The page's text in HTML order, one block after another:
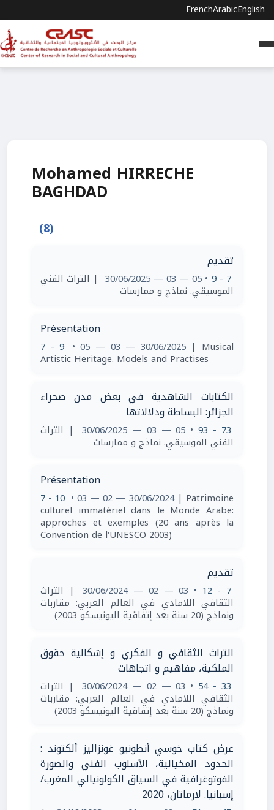
FrenchArabicEnglish
Mohamed HIRRECHE
BAGHDAD
(8)
تقديم
7 - 9
• 05 — 03 — 30/06/2025 | ‫التراث الفني
الموسيقي. نماذج و ممارسات
Présentation
7 - 9 • 05 — 03 — 30/06/2025 | Musical
Artistic Heritage. Models and Practises
الكتابات الشاهدية في بعض مدن صحراء
الجزائر: البساطة ودلالاتها
73 - 93
• 05 — 03 — 30/06/2025 | ‫التراث
الفني الموسيقي. نماذج و ممارسات
Présentation
7 - 10 • 03 — 02 — 30/06/2024 | Patrimoine
culturel immatériel dans le Monde Arabe:
approches et exemples (20 ans après la
Convention de l'UNESCO 2003)
تقديم
7 - 12
• 03 — 02 — 30/06/2024 | التراث
الثقافي اللامادي في العالم العربي: مقاربات
ونماذج (20 سنة بعد إتفاقية اليونيسكو 2003)
التراث الثقافي و الفكري و إشكالية حقوق
الملكية، مفاهيم و اتجاهات
33 - 54
• 03 — 02 — 30/06/2024 | التراث
الثقافي اللامادي في العالم العربي: مقاربات
ونماذج (20 سنة بعد إتفاقية اليونيسكو 2003)
عرض كتاب خوسي أنطونيو غونزاليز ألكتوند :
الحدود المخيالية، الأسلوب الفني والصورة
الفوتوغرافية في السياق الكولونيالي المغرب/
إسبانيا. لارماتان، 2020